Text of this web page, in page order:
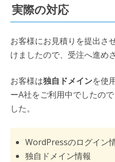
実際の対応
お客様にお見積りを提出さ
けましたので、受注へ進め
お客様は独自ドメインを使
ーA社をご利用中でしたの
した。
WordPressのログイン
独自ドメイン情報